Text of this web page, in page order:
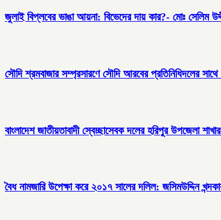
জুলাই বিপ্লবের ভাঙা আয়না: বিভেদের দায় কার?- মোঃ সেলিম
সৌদি শ্রমবাজার সম্প্রসারণে সৌদি আরবের প্রতিনিধিদলের সাথে
বাংলাদেশ জাতীয়তাবাদী স্বেচ্ছাসেবক দলের হরিপুর উপজেলা
বৈধ নামজারি উপেক্ষা করে ২০১৭ সালের দলিল: জসিমউদ্দিন